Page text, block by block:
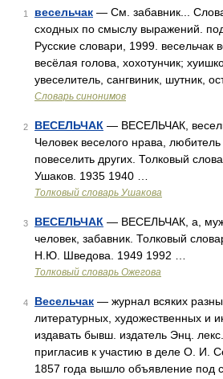
1 весельчак — См. забавник...
сходных по смыслу выражений.
Русские словари, 1999. весельчак
весёлая голова, хохотунчик;
увеселитель, сангвиник, шутник,
Словарь синонимов
2 ВЕСЕЛЬЧАК — ВЕСЕЛЬЧАК,
Человек веселого нрава, любитель
повеселить других. Толковый
Ушаков. 1935 1940 …
Толковый словарь Ушакова
3 ВЕСЕЛЬЧАК — ВЕСЕЛЬЧАК, а,
человек, забавник. Толковый
Н.Ю. Шведова. 1949 1992 …
Толковый словарь Ожегова
4 Весельчак — журнал всяких
литературных, художественных и
издавать бывш. издатель Энц.
пригласив к участию в деле О. И.
1857 года вышло объявление под